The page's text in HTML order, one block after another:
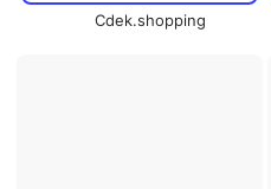
Cdek.shopping